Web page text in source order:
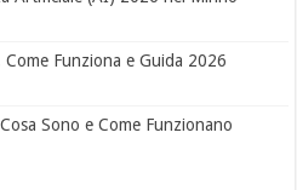
Funziona e Guida 2026
Sono e Come Funzionano